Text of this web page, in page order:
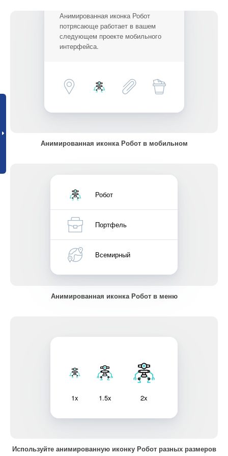
Анимированная иконка Робот
потрясающе работает в вашем
следующем проекте мобильного
интерфейса.
Анимированная иконка Робот в мобильном
Робот
Портфель
Всемирный
Анимированная иконка Робот в меню
1x 1.5x 2x
Используйте анимированную иконку Робот разных размеров